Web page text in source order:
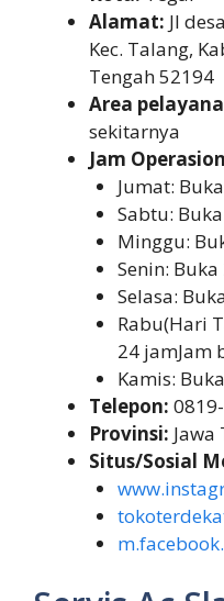
Alamat: Jl
Kec. Talang,
Tengah 52194
Area
sekitarnya
Jam
Jumat:
Sabtu:
Minggu:
Senin:
Selasa:
Rabu(Hari
24 jamJam
Kamis:
Telepon:
Provinsi: Jawa
Situs/Sosial